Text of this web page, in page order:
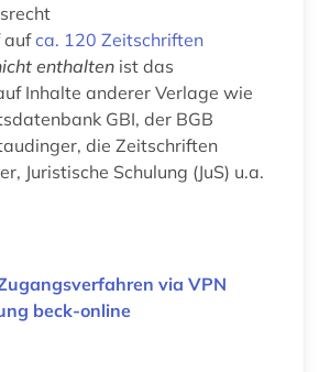
aufca. 120 Zeitschriften
enthalten ist das
Inhalte anderer Verlage wie
GBI, der BGB
die Zeitschriften
Juristische Schulung (JuS) u.a.
via VPN
beck-online